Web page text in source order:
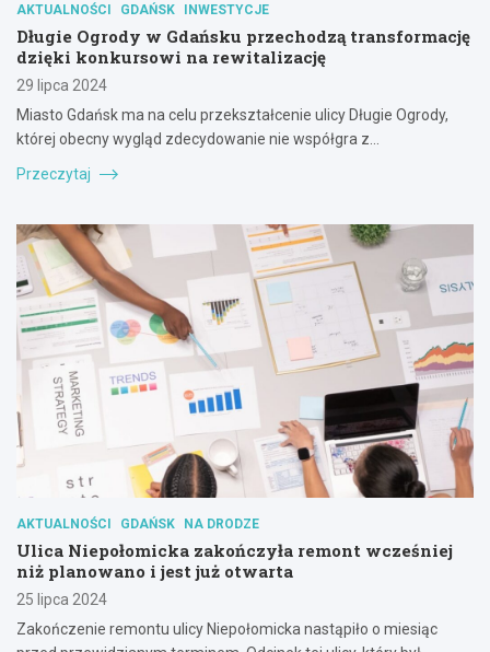
AKTUALNOŚCI GDAŃSK INWESTYCJE
Długie Ogrody w Gdańsku przechodzą transformację
dzięki konkursowi na rewitalizację
29 lipca 2024
Miasto Gdańsk ma na celu przekształcenie ulicy Długie Ogrody,
której obecny wygląd zdecydowanie nie współgra z…
Przeczytaj
AKTUALNOŚCI GDAŃSK NA DRODZE
Ulica Niepołomicka zakończyła remont wcześniej
niż planowano i jest już otwarta
25 lipca 2024
Zakończenie remontu ulicy Niepołomicka nastąpiło o miesiąc